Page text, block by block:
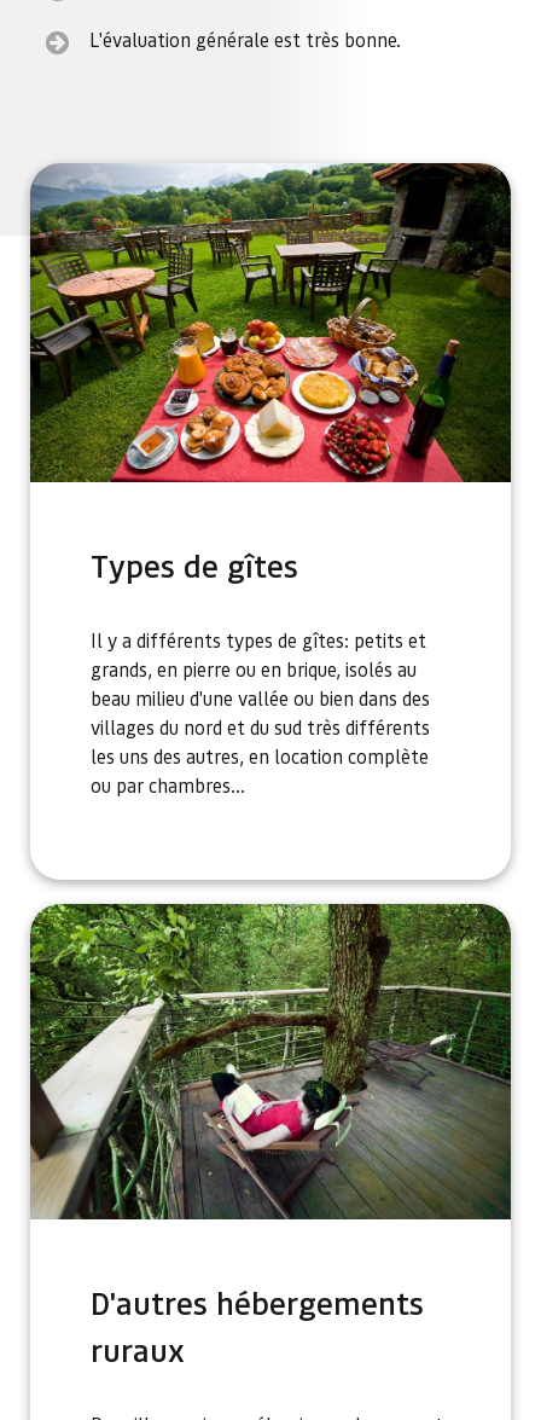
L'évaluation générale est très bonne.
Types de gîtes
Il y a différents types de gîtes: petits et
grands, en pierre ou en brique, isolés au
beau milieu d'une vallée ou bien dans des
villages du nord et du sud très différents
les uns des autres, en location complète
ou par chambres...
D'autres hébergements
ruraux